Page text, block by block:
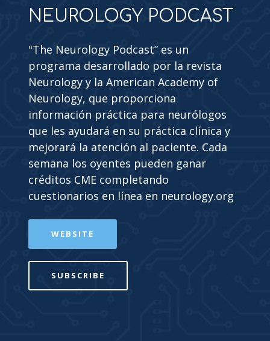
NEUROLOGY PODCAST
"The Neurology Podcast” es un
programa desarrollado por la revista
Neurology y la American Academy of
Neurology, que proporciona
información práctica para neurólogos
que les ayudará en su práctica clínica y
mejorará la atención al paciente. Cada
semana los oyentes pueden ganar
créditos CME completando
cuestionarios en línea en neurology.org
WEBSITE
SUBSCRIBE